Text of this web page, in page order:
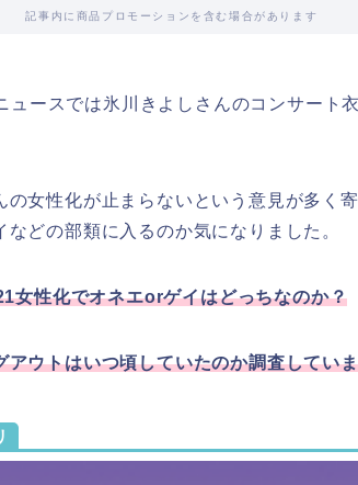
記事内に商品プロモーションを含む場合があります
ースでは氷川きよしさんのコンサート
の女性化が止まらないという意見が多く
どの部類に入るのか気になりました。
女性化でオネエorゲイはどっちなのか？
アウトはいつ頃していたのか調査してい